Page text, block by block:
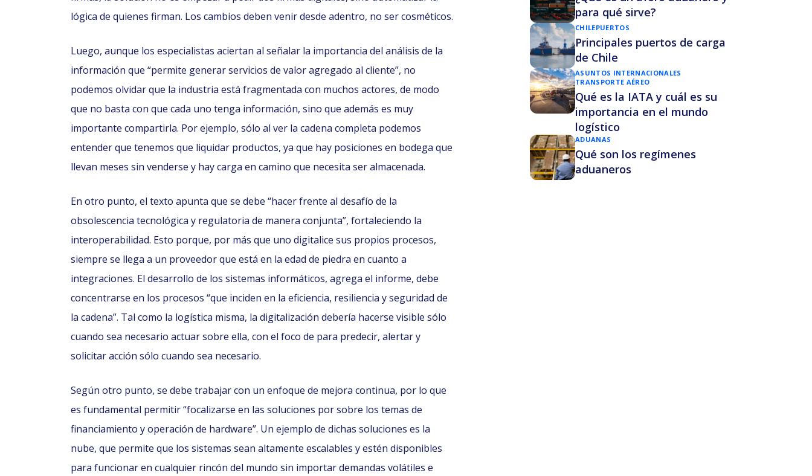
lógica de quienes firman. Los cambios deben venir desde adentro, no ser cosméticos.
Luego, aunque los especialistas aciertan al señalar la importancia del análisis de la
información que “permite generar servicios de valor agregado al cliente”, no
podemos olvidar que la industria está fragmentada con muchos actores, de modo
que no basta con que cada uno tenga información, sino que además es muy
importante compartirla. Por ejemplo, sólo al ver la cadena completa podemos
entender que tenemos que liquidar productos, ya que hay posiciones en bodega que
llevan meses sin venderse y hay carga en camino que necesita ser almacenada.
En otro punto, el texto apunta que se debe “hacer frente al desafío de la
obsolescencia tecnológica y regulatoria de manera conjunta”, fortaleciendo la
interoperabilidad. Esto porque, por más que uno digitalice sus propios procesos,
siempre se llega a un proveedor que está en la edad de piedra en cuanto a
integraciones. El desarrollo de los sistemas informáticos, agrega el informe, debe
concentrarse en los procesos “que inciden en la eficiencia, resiliencia y seguridad de
la cadena”. Tal como la logística misma, la digitalización debería hacerse visible sólo
cuando sea necesario actuar sobre ella, con el foco de para predecir, alertar y
solicitar acción sólo cuando sea necesario.
Según otro punto, se debe trabajar con un enfoque de mejora continua, por lo que
es fundamental permitir “focalizarse en las soluciones por sobre los temas de
financiamiento y operación de hardware”. Un ejemplo de dichas soluciones es la
nube, que permite que los sistemas sean altamente escalables y estén disponibles
para funcionar en cualquier rincón del mundo sin importar demandas volátiles e
para qué sirve?
CHILEPUERTOS
Principales puertos de carga
de Chile
ASUNTOS INTERNACIONALES
TRANSPORTE AÉREO
Qué es la IATA y cuál es su
importancia en el mundo
logístico
ADUANAS
Qué son los regímenes
aduaneros